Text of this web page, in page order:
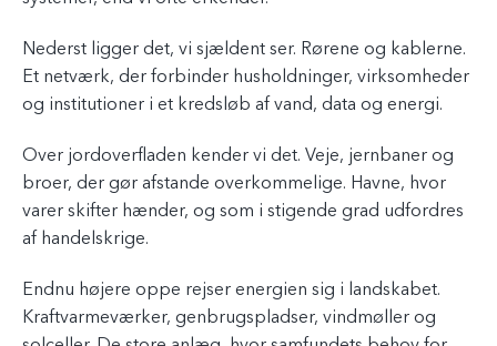
Nederst ligger det, vi sjældent ser. Rørene og kablerne.
Et netværk, der forbinder husholdninger, virksomheder
og institutioner i et kredsløb af vand, data og energi.
Over jordoverfladen kender vi det. Veje, jernbaner og
broer, der gør afstande overkommelige. Havne, hvor
varer skifter hænder, og som i stigende grad udfordres
af handelskrige.
Endnu højere oppe rejser energien sig i landskabet.
Kraftvarmeværker, genbrugspladser, vindmøller og